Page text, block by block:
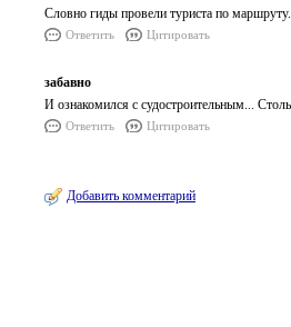
Словно гиды провели туриста по
Ответить Цитировать
забавно
И ознакомился с судостроительным...
Ответить Цитировать
Добавить комментарий